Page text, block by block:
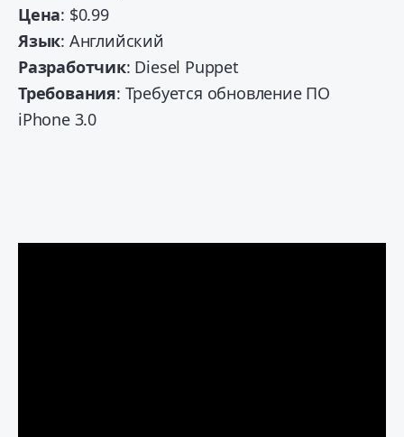
Цена: $0.99
Язык: Английский
Разработчик: Diesel Puppet
Требования: Требуется обновление ПО
iPhone 3.0